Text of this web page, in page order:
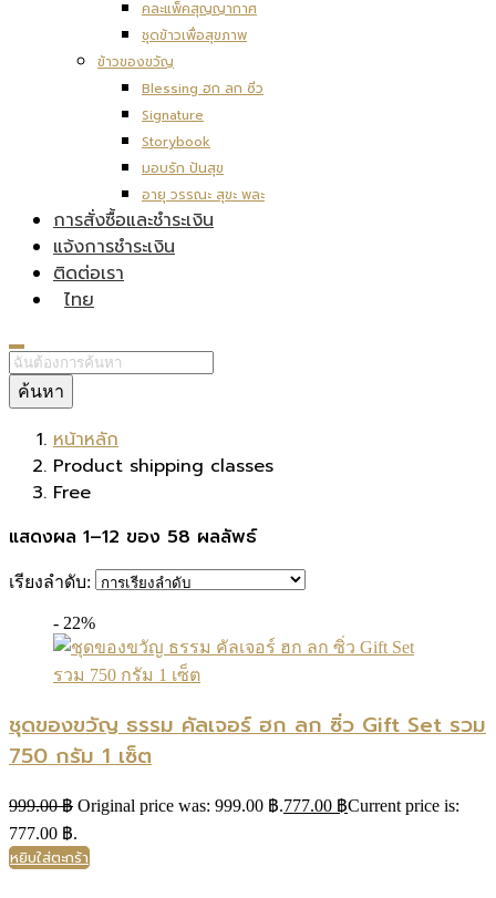
คละแพ็คสุญญากาศ
ชุดข้าวเพื่อสุขภาพ
ข้าวของขวัญ
Blessing ฮก ลก ซิ่ว
Signature
Storybook
มอบรัก ปันสุข
อายุ วรรณะ สุขะ พละ
การสั่งซื้อและชำระเงิน
แจ้งการชำระเงิน
ติดต่อเรา
ไทย
ค้นหา
หน้าหลัก
Product shipping classes
Free
แสดงผล 1–12 ของ 58 ผลลัพธ์
เรียงลำดับ:
- 22%
ชุดของขวัญ ธรรม คัลเจอร์ ฮก ลก ซิ่ว Gift Set รวม
750 กรัม 1 เซ็ต
999.00฿ Original price was: 999.00 ฿.777.00 ฿Current price is:
777.00 ฿.
หยิบใส่ตะกร้า